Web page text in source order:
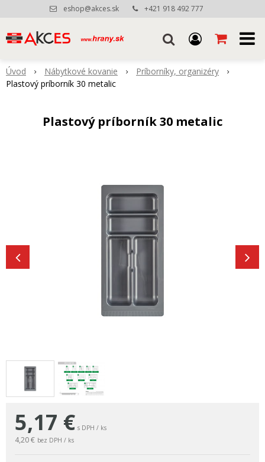
eshop@akces.sk +421 918 492 777
Úvod Nábytkové kovanie
Príborníky, organizéry
Plastový príborník 30 metalic
Plastový príborník 30 metalic
5,17 € s DPH / ks
4,20 € bez DPH / ks